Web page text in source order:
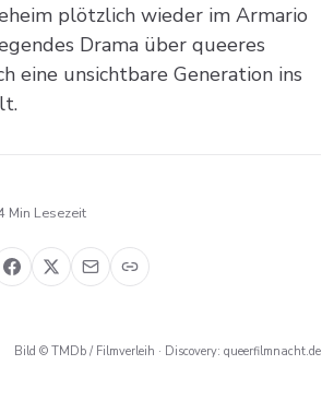
plötzlich wieder im Armario
Drama über queeres
eine unsichtbare Generation ins
Min Lesezeit
Bild © TMDb / Filmverleih · Discovery: queerfilmnacht.de